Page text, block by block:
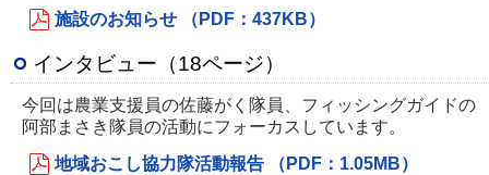
施設のお知らせ （PDF：437KB）
インタビュー（18ページ）
今回は農業支援員の佐藤がく隊員、フィッシングガイドの
阿部まさき隊員の活動にフォーカスしています。
地域おこし協力隊活動報告 （PDF：1.05MB）